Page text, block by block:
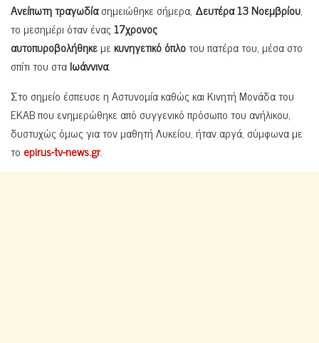
Ανείπωτη τραγωδίασημειώθηκε σήμερα, Δευτέρα 13 Νοεμβρίου,
το μεσημέρι όταν ένας17χρονος
αυτοπυροβολήθηκεμε κυνηγετικό όπλοτου πατέρα του, μέσα στο
σπίτι του σταΙωάννινα.
Στο σημείο έσπευσε η Αστυνομία καθώς και Κινητή Μονάδα του
ΕΚΑΒ που ενημερώθηκε από συγγενικό πρόσωπο του ανήλικου,
δυστυχώς όμως για τον μαθητή Λυκείου, ήταν αργά, σύμφωνα με
το epirus-tv-news.gr.